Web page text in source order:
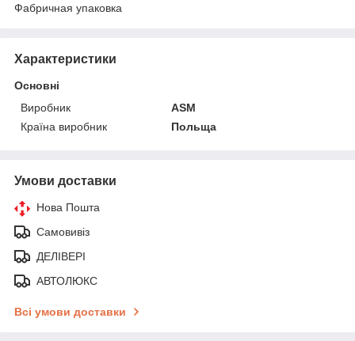
Фабричная упаковка
Характеристики
Основні
Виробник
ASM
Країна виробник
Польща
Умови доставки
Нова Пошта
Самовивіз
ДЕЛІВЕРІ
АВТОЛЮКС
Всі умови доставки